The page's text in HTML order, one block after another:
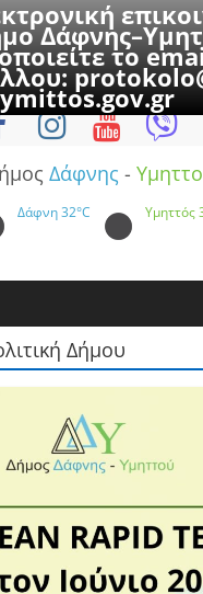
το
ymittos.gov.gr
7 Αυγούστου
Δάφνης -
Δάφνη32°C Υμηττός
Δήμου